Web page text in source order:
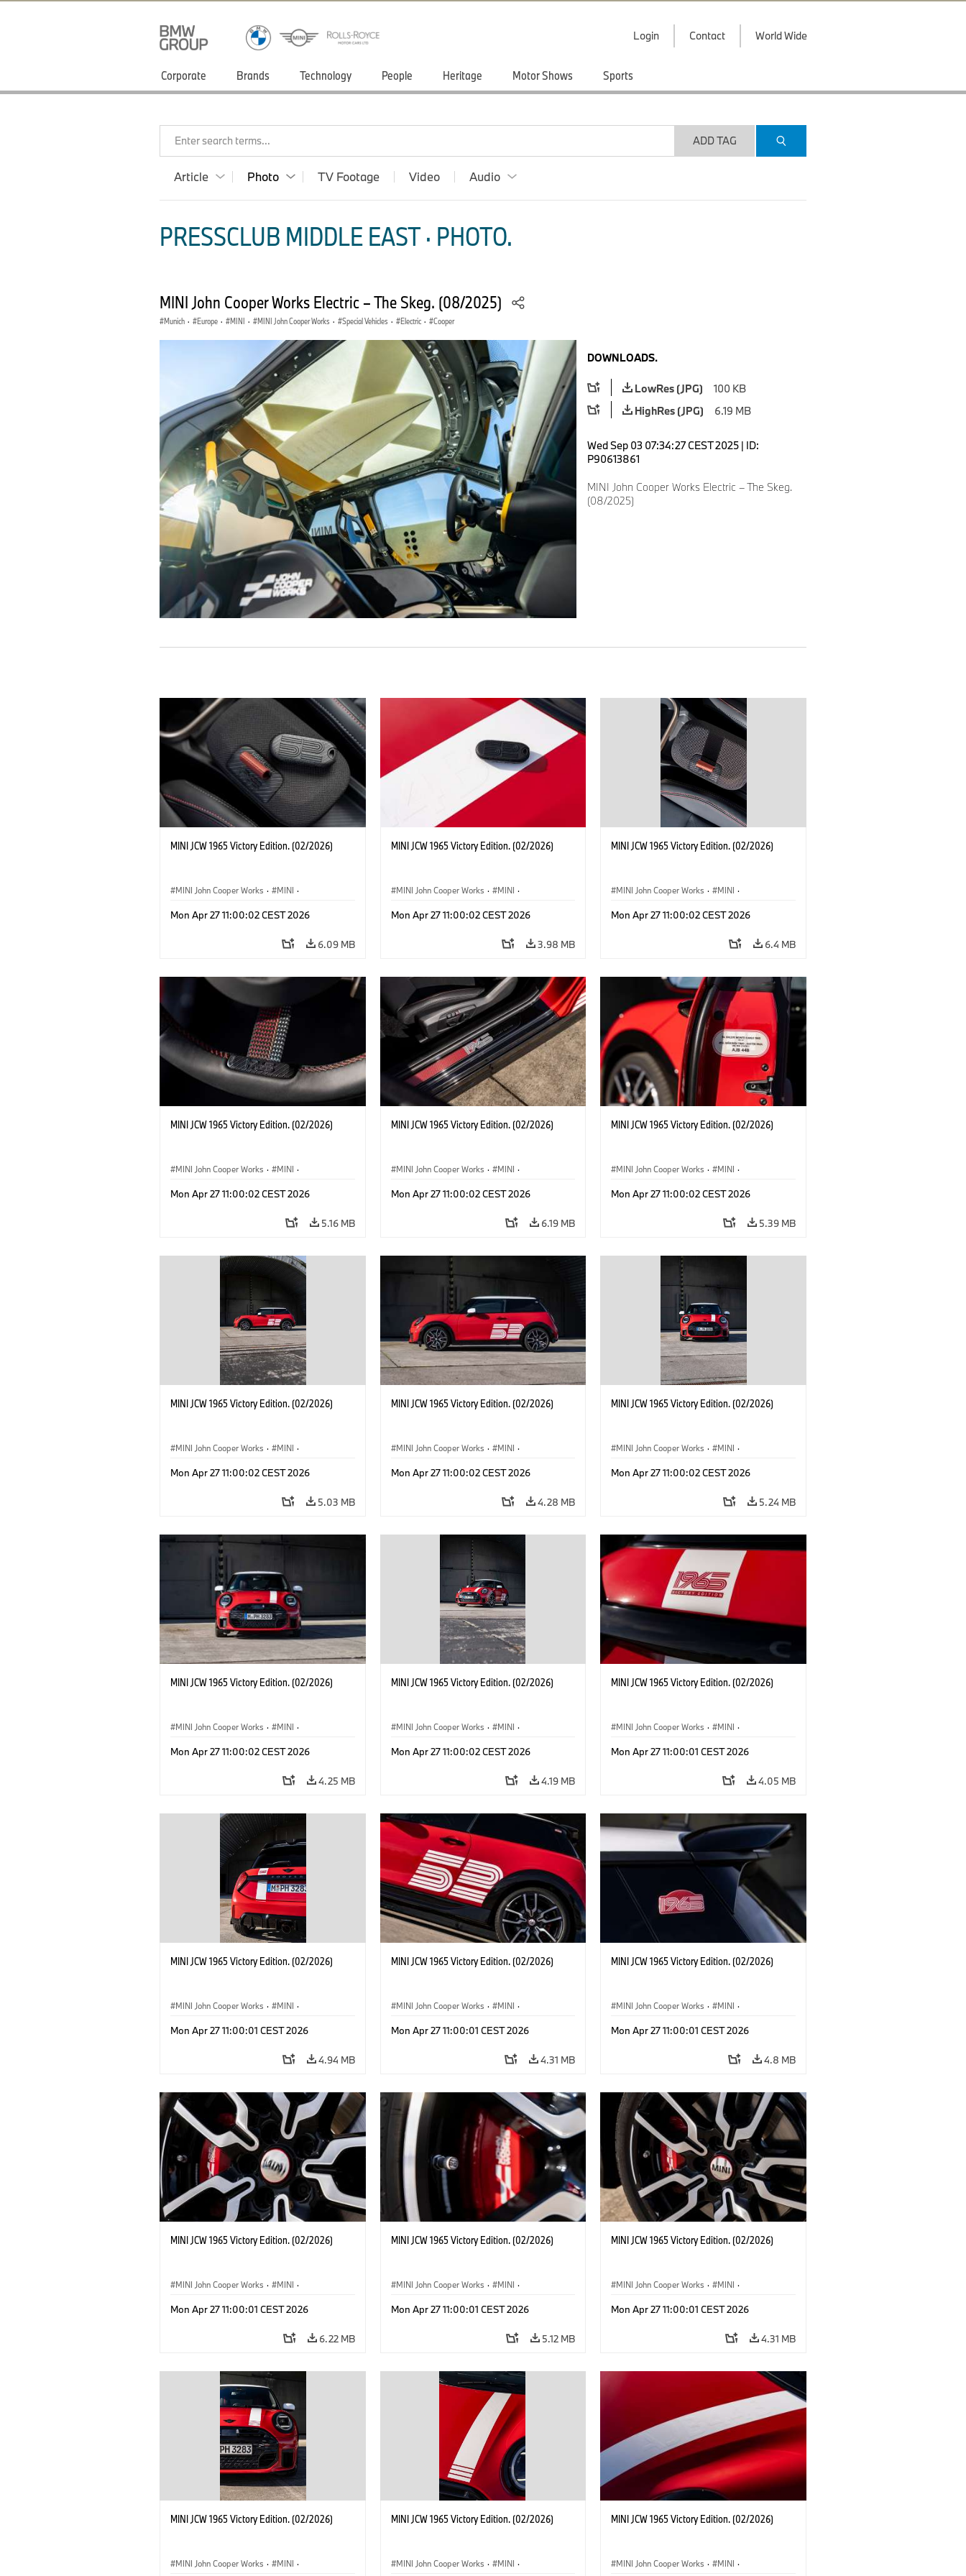
Login Contact World Wide
Corporate Brands Technology People Heritage Motor Shows Sports
Enter search terms... ADD TAG
Article Photo TV Footage Video Audio
PRESSCLUB MIDDLE EAST · PHOTO.
MINI John Cooper Works Electric – The Skeg. (08/2025)
Munich · Europe · MINI · MINI John Cooper Works · Special Vehicles · Electric · Cooper
DOWNLOADS.
LowRes (JPG)
100 KB
HighRes (JPG)
6.19 MB
Wed Sep 03 07:34:27 CEST 2025 | ID:
P90613861
MINI John Cooper Works Electric – The Skeg.
(08/2025)
MINI JCW 1965 Victory Edition. (02/2026)
MINI John Cooper Works · MINI ·
Mon Apr 27 11:00:02 CEST 2026
6.09 MB
MINI JCW 1965 Victory Edition. (02/2026)
MINI John Cooper Works · MINI ·
Mon Apr 27 11:00:02 CEST 2026
3.98 MB
MINI JCW 1965 Victory Edition. (02/2026)
MINI John Cooper Works · MINI ·
Mon Apr 27 11:00:02 CEST 2026
6.4 MB
MINI JCW 1965 Victory Edition. (02/2026)
MINI John Cooper Works · MINI ·
Mon Apr 27 11:00:02 CEST 2026
5.16 MB
MINI JCW 1965 Victory Edition. (02/2026)
MINI John Cooper Works · MINI ·
Mon Apr 27 11:00:02 CEST 2026
6.19 MB
MINI JCW 1965 Victory Edition. (02/2026)
MINI John Cooper Works · MINI ·
Mon Apr 27 11:00:02 CEST 2026
5.39 MB
MINI JCW 1965 Victory Edition. (02/2026)
MINI John Cooper Works · MINI ·
Mon Apr 27 11:00:02 CEST 2026
5.03 MB
MINI JCW 1965 Victory Edition. (02/2026)
MINI John Cooper Works · MINI ·
Mon Apr 27 11:00:02 CEST 2026
4.28 MB
MINI JCW 1965 Victory Edition. (02/2026)
MINI John Cooper Works · MINI ·
Mon Apr 27 11:00:02 CEST 2026
5.24 MB
MINI JCW 1965 Victory Edition. (02/2026)
MINI John Cooper Works · MINI ·
Mon Apr 27 11:00:02 CEST 2026
4.25 MB
MINI JCW 1965 Victory Edition. (02/2026)
MINI John Cooper Works · MINI ·
Mon Apr 27 11:00:02 CEST 2026
4.19 MB
MINI JCW 1965 Victory Edition. (02/2026)
MINI John Cooper Works · MINI ·
Mon Apr 27 11:00:01 CEST 2026
4.05 MB
MINI JCW 1965 Victory Edition. (02/2026)
MINI John Cooper Works · MINI ·
Mon Apr 27 11:00:01 CEST 2026
4.94 MB
MINI JCW 1965 Victory Edition. (02/2026)
MINI John Cooper Works · MINI ·
Mon Apr 27 11:00:01 CEST 2026
4.31 MB
MINI JCW 1965 Victory Edition. (02/2026)
MINI John Cooper Works · MINI ·
Mon Apr 27 11:00:01 CEST 2026
4.8 MB
MINI JCW 1965 Victory Edition. (02/2026)
MINI John Cooper Works · MINI ·
Mon Apr 27 11:00:01 CEST 2026
6.22 MB
MINI JCW 1965 Victory Edition. (02/2026)
MINI John Cooper Works · MINI ·
Mon Apr 27 11:00:01 CEST 2026
5.12 MB
MINI JCW 1965 Victory Edition. (02/2026)
MINI John Cooper Works · MINI ·
Mon Apr 27 11:00:01 CEST 2026
4.31 MB
MINI JCW 1965 Victory Edition. (02/2026)
MINI John Cooper Works · MINI ·
MINI JCW 1965 Victory Edition. (02/2026)
MINI John Cooper Works · MINI ·
MINI JCW 1965 Victory Edition. (02/2026)
MINI John Cooper Works · MINI ·